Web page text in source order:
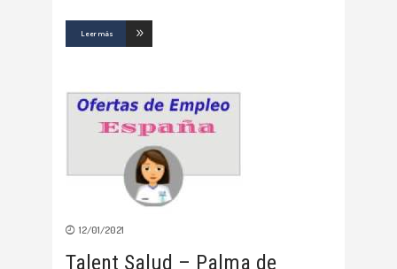
Leer más
12/01/2021
Talent Salud – Palma de